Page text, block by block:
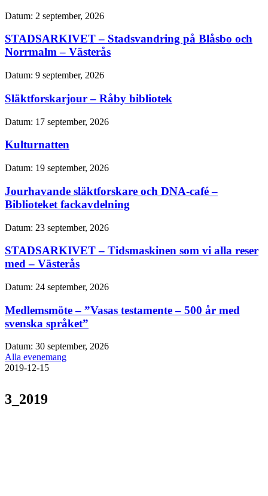
Datum: 2 september, 2026
STADSARKIVET – Stadsvandring på Blåsbo och
Norrmalm – Västerås
Datum: 9 september, 2026
Släktforskarjour – Råby bibliotek
Datum: 17 september, 2026
Kulturnatten
Datum: 19 september, 2026
Jourhavande släktforskare och DNA-café –
Biblioteket fackavdelning
Datum: 23 september, 2026
STADSARKIVET – Tidsmaskinen som vi alla reser
med – Västerås
Datum: 24 september, 2026
Medlemsmöte – ”Vasas testamente – 500 år med
svenska språket”
Datum: 30 september, 2026
Alla evenemang
2019-12-15
3_2019